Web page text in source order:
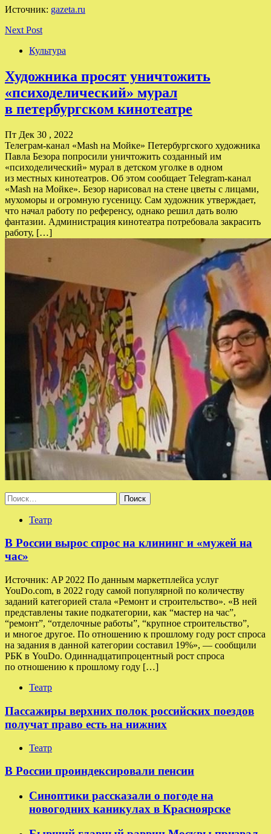
Источник: gazeta.ru
Next Post
Культура
Художника просят уничтожить
«психоделический» мурал
в петербургском кинотеатре
Пт Дек 30 , 2022
Телеграм-канал «Mash на Мойке» Петербургского художника
Павла Безора попросили уничтожить созданный им
«психоделический» мурал в детском уголке в одном
из местных кинотеатров. Об этом сообщает Telegram-канал
«Mash на Мойке». Безор нарисовал на стене цветы с лицами,
мухоморы и огромную гусеницу. Сам художник утверждает,
что начал работу по референсу, однако решил дать волю
фантазии. Администрация кинотеатра потребовала закрасить
работу, […]
Найти:
Театр
В России вырос спрос на клининг и «мужей на
час»
Источник: AP 2022 По данным маркетплейса услуг
YouDo.com, в 2022 году самой популярной по количеству
заданий категорией стала «Ремонт и строительство». «В ней
представлены такие подкатегории, как “мастер на час”,
“ремонт”, “отделочные работы”, “крупное строительство”,
и многое другое. По отношению к прошлому году рост спроса
на задания в данной категории составил 19%», — сообщили
РБК в YouDo. Одиннадцатипроцентный рост спроса
по отношению к прошлому году […]
Театр
Пассажиры верхних полок российских поездов
получат право есть на нижних
Театр
В России проиндексировали пенсии
Синоптики рассказали о погоде на
новогодних каникулах в Красноярске